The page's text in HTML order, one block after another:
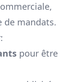
de mandats.
pour être